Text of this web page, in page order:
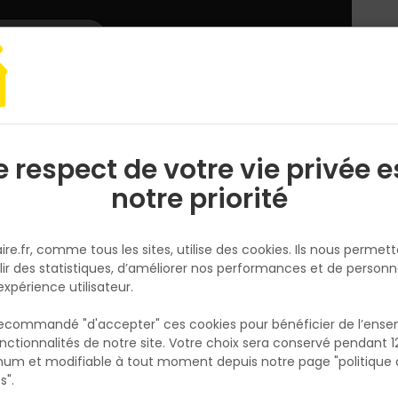
électroportatif Meuleuse Meuleuse 850W Ø125mm
SKIL
Meuleuse 850W Ø125mm
Réf. 8719643006004
Meuleuse d'angle 850W disque Ø125mm,
pour meuler, tronconner, affuter et poncer
métaux, pierres et matériaux durs. Poignée
latérale VRS+ réductrice de vibrations pour
la fatigue en usage prolongé. Système "clic"
respect de votre vie privée
notre priorité
comme tous les sites, utilise des cookies. Ils nous
des statistiques, d’améliorer nos performances et de
utilisateur.
"d'accepter" ces cookies pour bénéficier de
de notre site. Votre choix sera conservé pendant
et modifiable à tout moment depuis notre page "politique